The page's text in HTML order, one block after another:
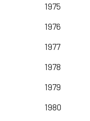
1975
1976
1977
1978
1979
1980